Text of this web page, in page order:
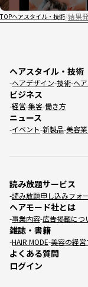
TOPヘアスタイル・技術 結果
ヘアスタイル・技術
ヘアデザイン 技術 ヘ
ビジネス
経営 集客 働き方
ニュース
イベント 新製品 美容
読み放題サービス
読み放題申し込みフォ
ヘアモード社とは
事業内容 広告掲載につ
雑誌・書籍
HAIR MODE 美容の経営
よくある質問
ログイン